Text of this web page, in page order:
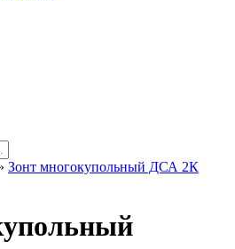
Зонт многокупольный ДСА 2К